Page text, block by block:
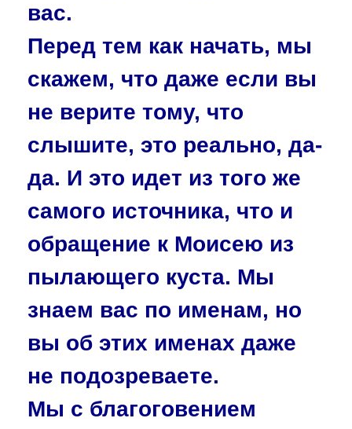
вас.
Перед тем как начать, мы
скажем, что даже если вы
не верите тому, что
слышите, это реально, да-
да. И это идет из того же
самого источника, что и
обращение к Моисею из
пылающего куста. Мы
знаем вас по именам, но
вы об этих именах даже
не подозреваете.
Мы с благоговением